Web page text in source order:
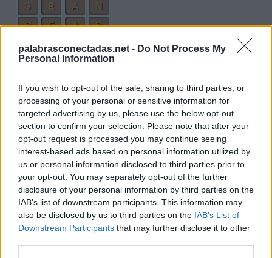
palabrasconectadas.net - Do Not Process My
Personal Information
If you wish to opt-out of the sale, sharing to third parties, or
processing of your personal or sensitive information for
targeted advertising by us, please use the below opt-out
section to confirm your selection. Please note that after your
opt-out request is processed you may continue seeing
interest-based ads based on personal information utilized by
us or personal information disclosed to third parties prior to
your opt-out. You may separately opt-out of the further
disclosure of your personal information by third parties on the
IAB’s list of downstream participants. This information may
also be disclosed by us to third parties on the IAB’s List of
Downstream Participants that may further disclose it to other
S
E A
N
S
E A
S
S
E I
S
S
I E
N
A
N S I
A
S
A N A
S
S
A N S
A
A
S E S I N
A
Palabras extra:
S
A N
A
A
S A
N
A
S E
S